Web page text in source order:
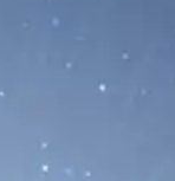
Emerge
Solar
aumentar en
de una